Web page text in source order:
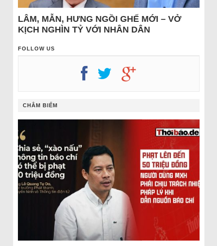
LÂM, MẪN, HƯNG NGỒI GHẾ MỚI – VỞ
KỊCH NGHÌN TỶ VỚI NHÂN DÂN
FOLLOW US
CHÂM BIẾM